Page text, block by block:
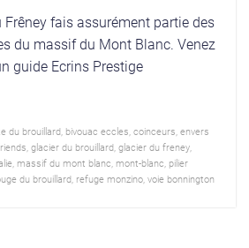
Frêney fais assurément partie des
du massif du Mont Blanc. Venez
guide Ecrins Prestige
du brouillard, bivouac eccles coinceurs envers
glacier du brouillard, glacier du freney,
, massif du mont blanc mont-blanc pilier
du brouillard, refuge monzino, voie bonnington